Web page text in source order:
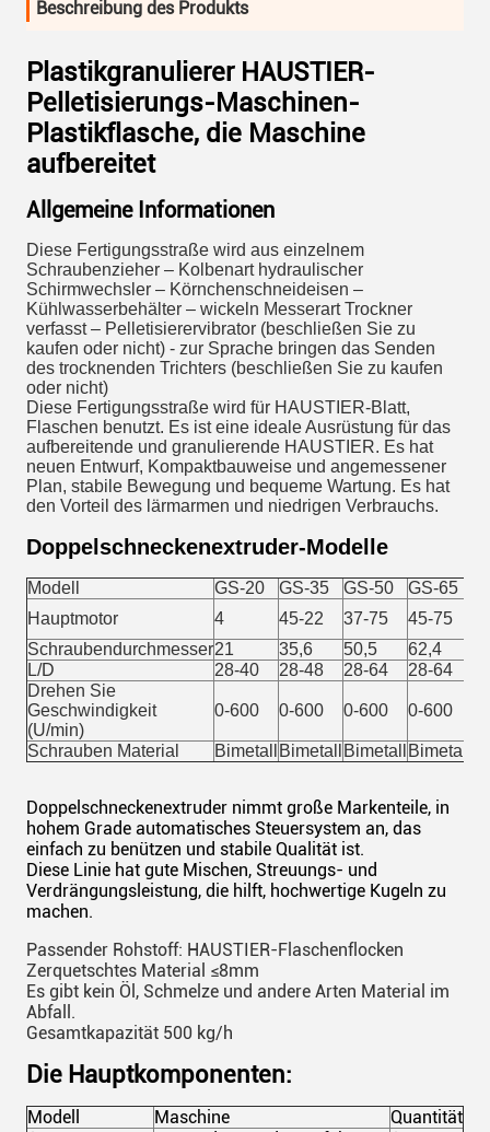
Beschreibung des Produkts
Plastikgranulierer HAUSTIER-
Pelletisierungs-Maschinen-
Plastikflasche, die Maschine
aufbereitet
Allgemeine Informationen
Diese Fertigungsstraße wird aus einzelnem
Schraubenzieher – Kolbenart hydraulischer
Schirmwechsler – Körnchenschneideisen –
Kühlwasserbehälter – wickeln Messerart Trockner
verfasst – Pelletisierervibrator (beschließen Sie zu
kaufen oder nicht) - zur Sprache bringen das Senden
des trocknenden Trichters (beschließen Sie zu kaufen
oder nicht)
Diese Fertigungsstraße wird für HAUSTIER-Blatt,
Flaschen benutzt. Es ist eine ideale Ausrüstung für das
aufbereitende und granulierende HAUSTIER. Es hat
neuen Entwurf, Kompaktbauweise und angemessener
Plan, stabile Bewegung und bequeme Wartung. Es hat
den Vorteil des lärmarmen und niedrigen Verbrauchs.
Doppelschneckenextruder-Modelle
Modell GS-20 GS-35 GS-50 GS-65
Hauptmotor
4 45-22 37-75 45-75
Schraubendurchmesser21 35,6 50,5 62,4
L/D
28-40 28-48 28-64 28-64
Drehen Sie
Geschwindigkeit
(U/min)
0-600 0-600 0-600 0-600
Schrauben Material Bimetall Bimetall Bimetall Bimetall
Doppelschneckenextruder nimmt große Markenteile, in
hohem Grade automatisches Steuersystem an, das
einfach zu benützen und stabile Qualität ist.
Diese Linie hat gute Mischen, Streuungs- und
Verdrängungsleistung, die hilft, hochwertige Kugeln zu
machen.
Passender Rohstoff: HAUSTIER-Flaschenflocken
Zerquetschtes Material ≤8mm
Es gibt kein Öl, Schmelze und andere Arten Material im
Abfall .
Gesamtkapazität 500 kg/h
Die Hauptkomponenten:
Modell Maschine
Quantität